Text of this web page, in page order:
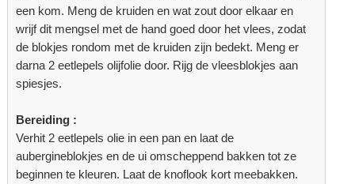
een kom. Meng de kruiden en wat zout door elkaar en
wrijf dit mengsel met de hand goed door het vlees, zodat
de blokjes rondom met de kruiden zijn bedekt. Meng er
darna 2 eetlepels olijfolie door. Rijg de vleesblokjes aan
spiesjes.
Bereiding :
Verhit 2 eetlepels olie in een pan en laat de
aubergineblokjes en de ui omscheppend bakken tot ze
beginnen te kleuren. Laat de knoflook kort meebakken.